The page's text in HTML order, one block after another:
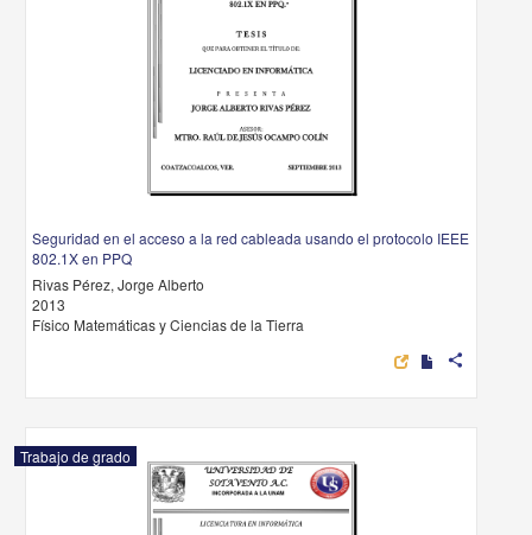
Seguridad en el acceso a la red cableada usando el protocolo IEEE
802.1X en PPQ
Rivas Pérez, Jorge Alberto
2013
Físico Matemáticas y Ciencias de la Tierra
share
Trabajo de grado